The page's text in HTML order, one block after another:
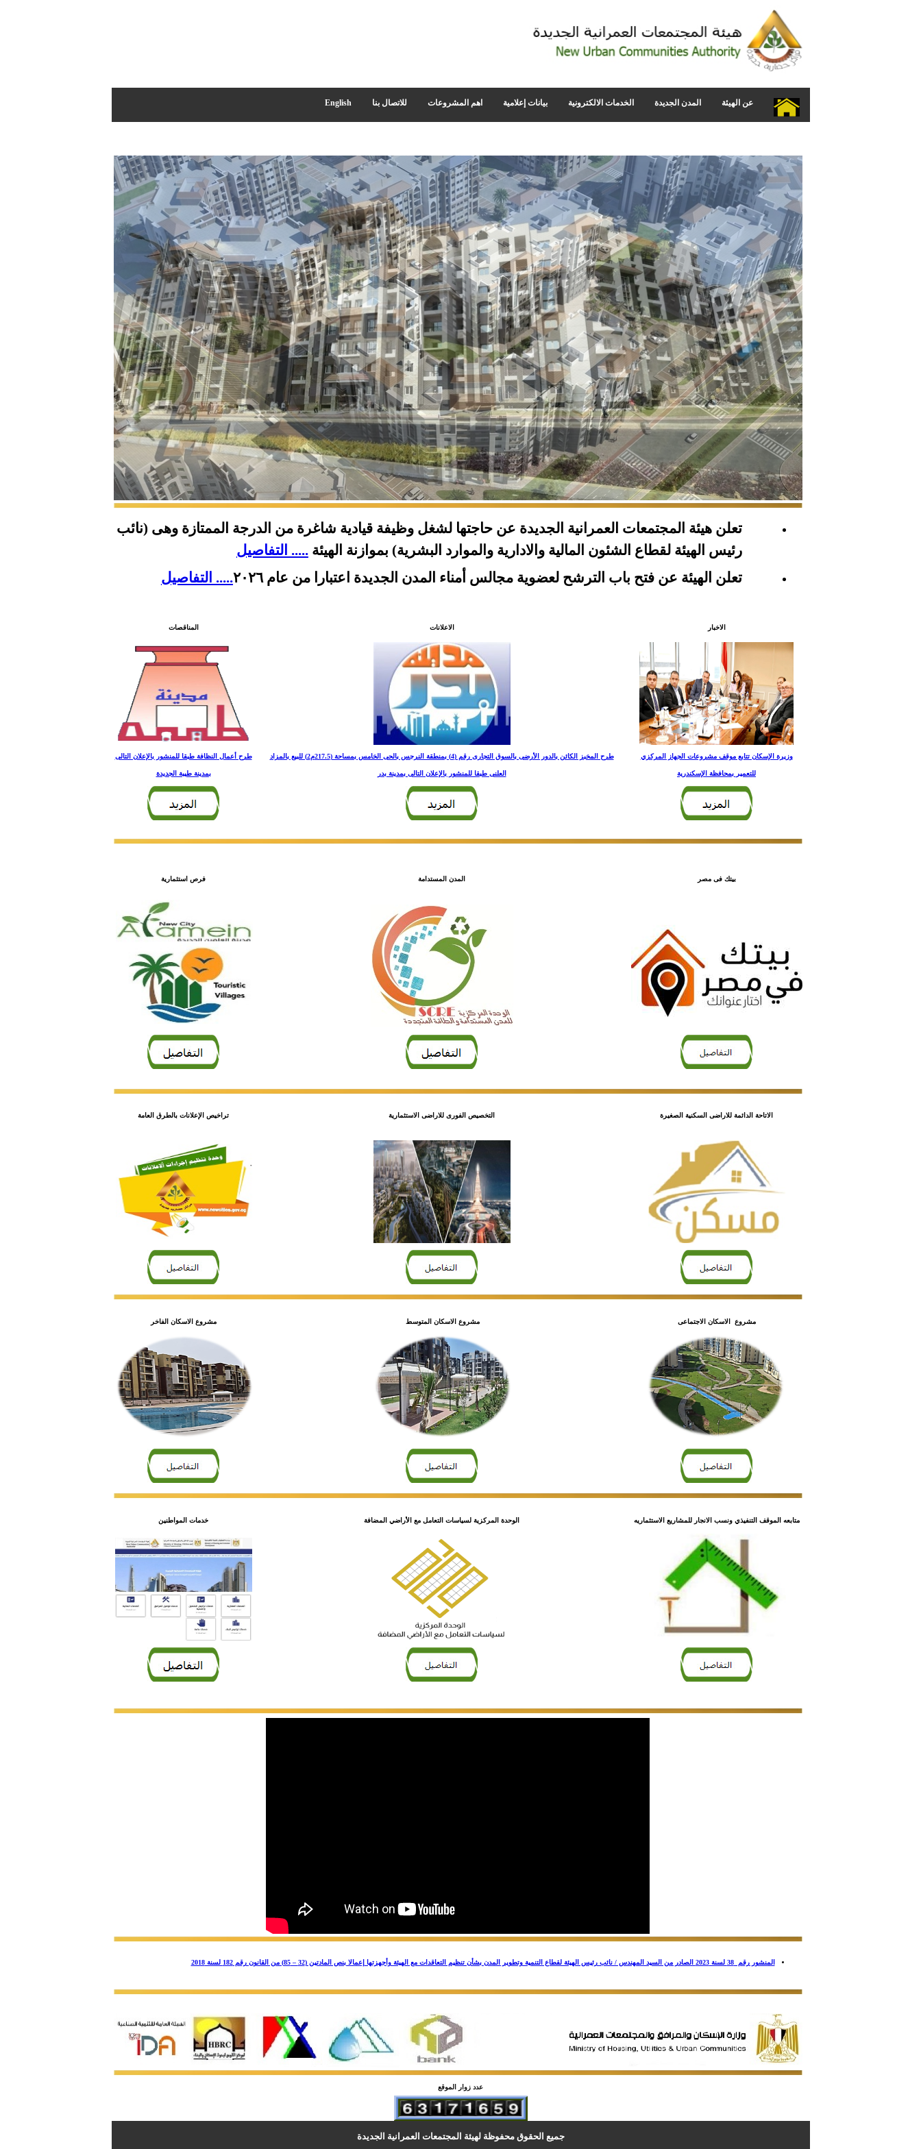
عن الهيئة المدن الجديدة الخدمات الالكترونية بيانات إعلامية اهم المشروعات للاتصال بنا English
العاصمة الإدارية الجديدة - الواقع التنفيذى
تعلن هيئة المجتمعات العمرانية الجديدة عن حاجتها لشغل وظيفة قيادية شاغرة من الدرجة الممتازة وهى (نائب
رئيس الهيئة لقطاع الشئون المالية والادارية والموارد البشرية) بموازنة الهيئة..... التفاصيل
تعلن الهيئة عن فتح باب الترشح لعضوية مجالس أمناء المدن الجديدة اعتبارا من عام ٢٠٢٦
..... التفاصيل
الاخبار الاعلانات المناقصات
وزيرة الإسكان تتابع موقف مشروعات الجهاز المركزي
للتعمير بمحافظة الإسكندرية
طرح المخبز الكائن بالدور الأرضى بالسوق التجارى رقم (4) بمنطقة النرجس بالحى الخامس بمساحة (217.5م2) للبيع بالمزاد
العلنى طبقا للمنشور بالإعلان التالى بمدينة بدر
طرح أعمال النظافة طبقا للمنشور بالإعلان التالى
بمدينة طيبة الجديدة
بيتك فى مصر المدن المستدامة فرص استثمارية
الاتاحة الدائمة للاراضى السكنية الصغيرة التخصيص الفورى للاراضى الاستثمارية تراخيص الإعلانات بالطرق العامة
مشروع الاسكان الاجتماعى مشروع الاسكان المتوسط مشروع الاسكان الفاخر
متابعه الموقف التنفيذيونسب الانجار للمشاريع الاستثماريه الوحدة المركزية لسياسات التعامل مع الأراضي المضافة خدمات المواطنين
المنشور رقم 38 لسنة 2023 الصادر من السيد المهندس / نائب رئيس الهيئة لقطاع التنمية وتطوير المدن بشأن تنظيم التعاقدات مع الهيئة وأجهزتها إعمالا بنص المادتين (32 – 85) من القانون رقم 182 لسنة 2018
عدد زوار الموقع
جميع الحقوق محفوظة لهيئة المجتمعات العمرانية الجديدة